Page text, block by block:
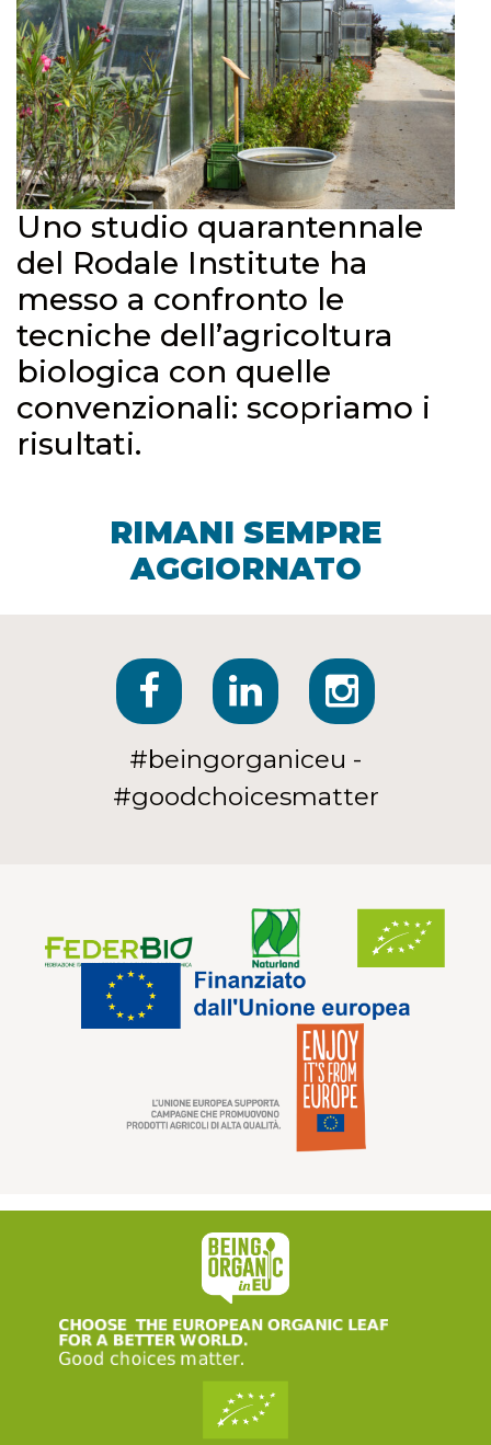
Uno studio quarantennale
del Rodale Institute ha
messo a confronto le
tecniche dell’agricoltura
biologica con quelle
convenzionali: scopriamo i
risultati.
RIMANI SEMPRE
AGGIORNATO
#beingorganiceu -
#goodchoicesmatter